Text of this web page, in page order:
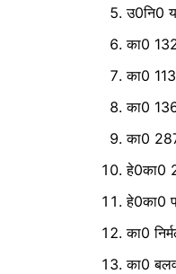
उ0नि0
का0
का0
का0
का0 287
हे0का0
हे0का0
का0
का0